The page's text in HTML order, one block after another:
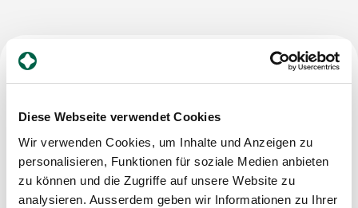
Diese Webseite verwendet Cookies
Wir verwenden Cookies, um Inhalte und Anzeigen zu
personalisieren, Funktionen für soziale Medien anbieten
zu können und die Zugriffe auf unsere Website zu
analysieren. Ausserdem geben wir Informationen zu Ihrer
Blog
Medien
Publikationen
Facharzt für Chirurgie
Arbeitsschwerpunkte